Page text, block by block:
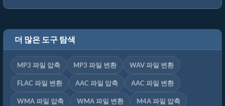
더 많은 도구 탐색
MP3 파일 압축 MP3 파일 변환 WAV 파일 변환
FLAC 파일 변환 AAC 파일 압축 AAC 파일 변환
WMA 파일 압축 WMA 파일 변환 M4A 파일 압축